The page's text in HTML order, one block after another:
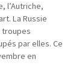
l’Autriche,
La Russie
troupes
par elles. Ce
en